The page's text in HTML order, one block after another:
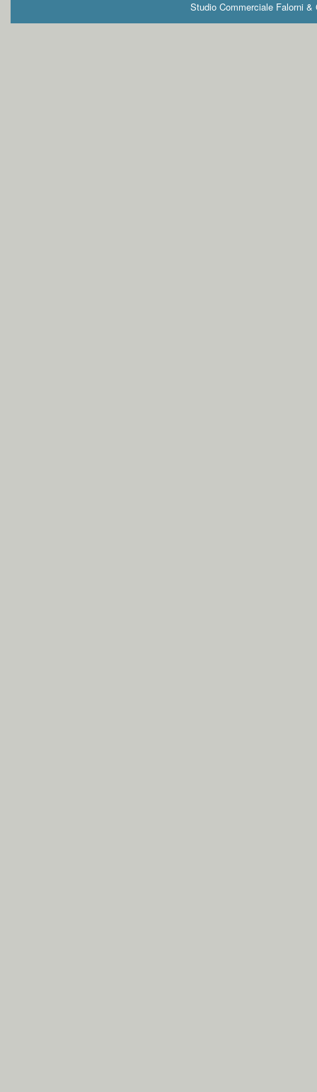
Studio Commerciale Falorni